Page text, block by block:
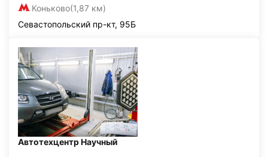
Коньково(1,87 км)
Севастопольский пр-кт, 95Б
Автотехцентр Научный